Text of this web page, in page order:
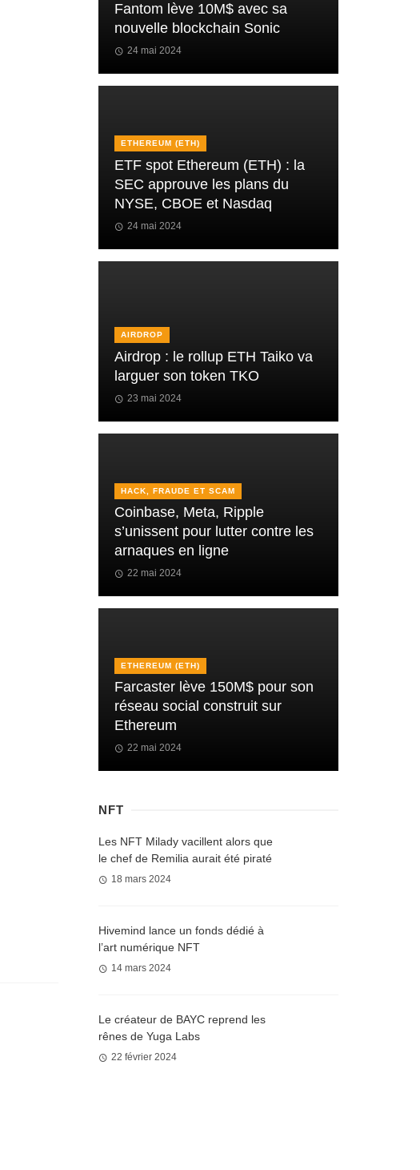
Fantom lève 10M$ avec sa
nouvelle blockchain Sonic
24 mai 2024
ETHEREUM (ETH)
ETF spot Ethereum (ETH) : la
SEC approuve les plans du
NYSE, CBOE et Nasdaq
24 mai 2024
AIRDROP
Airdrop : le rollup ETH Taiko va
larguer son token TKO
23 mai 2024
HACK, FRAUDE ET SCAM
Coinbase, Meta, Ripple
s’unissent pour lutter contre les
arnaques en ligne
22 mai 2024
ETHEREUM (ETH)
Farcaster lève 150M$ pour son
réseau social construit sur
Ethereum
22 mai 2024
NFT
Les NFT Milady vacillent alors que
le chef de Remilia aurait été piraté
18 mars 2024
Hivemind lance un fonds dédié à
l’art numérique NFT
14 mars 2024
Le créateur de BAYC reprend les
rênes de Yuga Labs
22 février 2024